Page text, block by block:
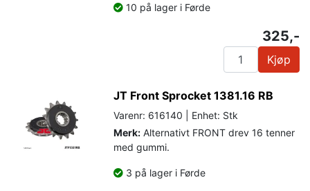
10 på lager i Førde
325,-
Kjøp
JT Front Sprocket 1381.16 RB
Varenr: 616140 | Enhet: Stk
Merk: Alternativt FRONT drev 16 tenner
med gummi.
3 på lager i Førde